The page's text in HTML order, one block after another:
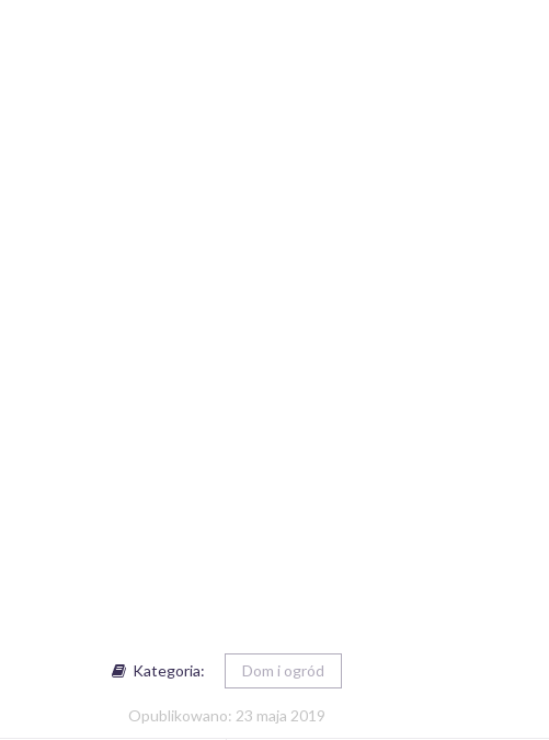
Kategoria: Dom i ogród
Opublikowano: 23 maja 2019